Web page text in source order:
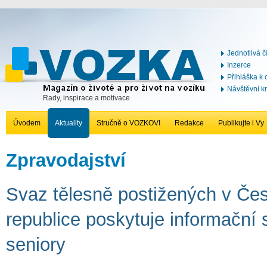
Rady, inspirace a motivace
Jednotlivá
Inzerce
Přihláška k
Návštěvní
Úvodem Aktuality Stručně o VOZKOVI Redakce Publikujte i Vy
Zpravodajství
Svaz tělesně postižených v
republice poskytuje informační
seniory